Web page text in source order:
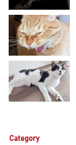
Category